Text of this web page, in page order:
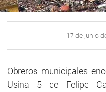
17 de junio
Obreros municipales
Usina 5 de Felipe